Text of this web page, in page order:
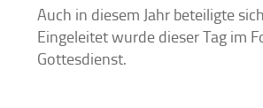
Auch in diesem Jahr beteiligte
Eingeleitet wurde dieser Tag im
Gottesdienst.